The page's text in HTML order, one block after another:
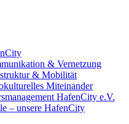
& Vernetzung
& Mobilität
Miteinander
HafenCity e.V.
– unsere HafenCity